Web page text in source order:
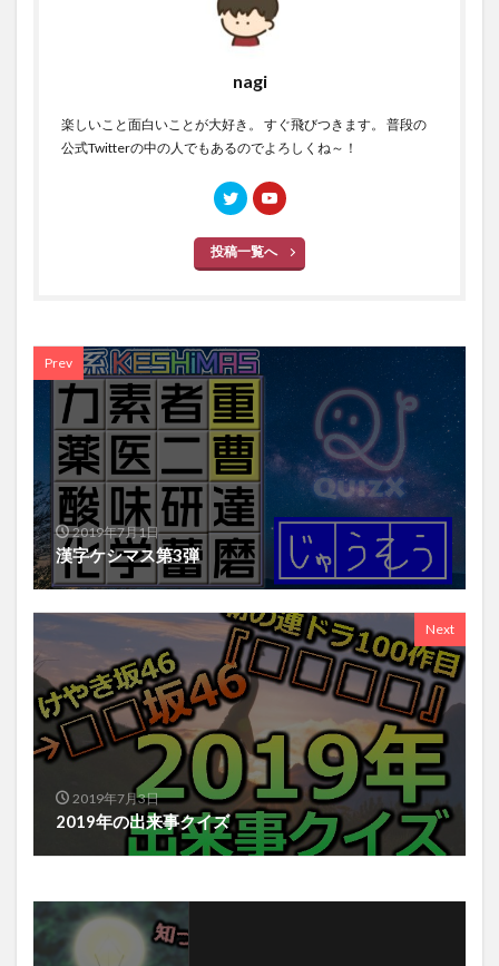
nagi
楽しいこと面白いことが大好き。 すぐ飛びつきます。 普段の
公式Twitterの中の人でもあるのでよろしくね～！
投稿一覧へ
Prev
2019年7月1日
漢字ケシマス第3弾
Next
2019年7月3日
2019年の出来事クイズ